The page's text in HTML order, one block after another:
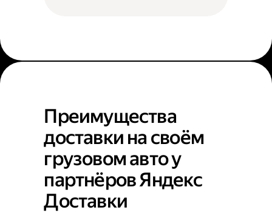
Преимущества
доставки на своём
грузовом авто у
партнёров Яндекс
Доставки